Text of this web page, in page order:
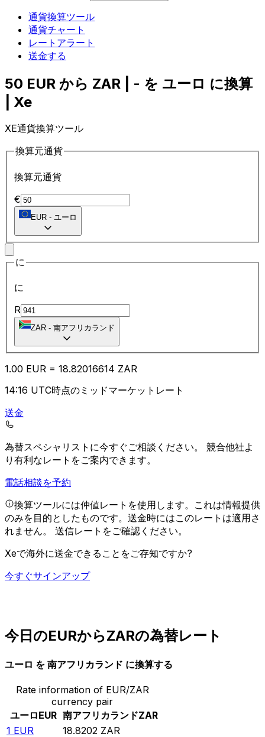
通貨換算ツール
通貨チャート
レートアラート
送金する
50 EUR から ZAR | - を ユーロ に換算
| Xe
XE通貨換算ツール
換算元通貨
換算元通貨
€
EUR - ユーロ
に
に
R
ZAR - 南アフリカランド
1.00 EUR = 18.82016614 ZAR
14:16 UTC時点のミッドマーケットレート
送金
為替スペシャリストに今すぐご相談ください。 競合他社よ
り有利なレートをご案内できます。
電話相談を予約
換算ツールには仲値レートを使用します。これは情報提供
のみを目的としたものです。送金時にはこのレートは適用さ
れません。 送信レートをご確認ください。
Xeで海外に送金できることをご存知ですか?
今すぐサインアップ
今日のEURからZARの為替レート
ユーロ を 南アフリカランド に換算する
Rate information of EUR/ZAR
currency pair
ユーロEUR 南アフリカランドZAR
1 EUR 18.8202 ZAR